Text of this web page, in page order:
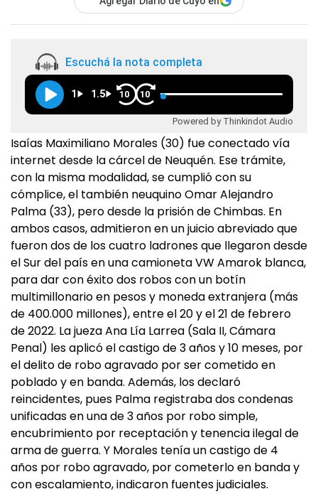
Escuchá la nota completa
1 1.5 10 10
Powered by Thinkindot Audio
Isaías Maximiliano Morales (30) fue conectado vía
internet desde la cárcel de Neuquén. Ese trámite,
con la misma modalidad, se cumplió con su
cómplice, el también neuquino Omar Alejandro
Palma (33), pero desde la prisión de Chimbas. En
ambos casos, admitieron en un juicio abreviado que
fueron dos de los cuatro ladrones que llegaron desde
el Sur del país en una camioneta VW Amarok blanca,
para dar con éxito dos robos con un botín
multimillonario en pesos y moneda extranjera (más
de 400.000 millones), entre el 20 y el 21 de febrero
de 2022. La jueza Ana Lía Larrea (Sala II, Cámara
Penal) les aplicó el castigo de 3 años y 10 meses, por
el delito de robo agravado por ser cometido en
poblado y en banda. Además, los declaró
reincidentes, pues Palma registraba dos condenas
unificadas en una de 3 años por robo simple,
encubrimiento por receptación y tenencia ilegal de
arma de guerra. Y Morales tenía un castigo de 4
años por robo agravado, por cometerlo en banda y
con escalamiento, indicaron fuentes judiciales.